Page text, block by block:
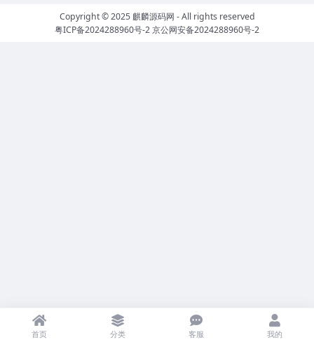
Copyright © 2025 麒麟源码网 - All rights reserved
粤ICP备2024288960号-2京公网安备2024288960号-2
首页 分类 客服 我的